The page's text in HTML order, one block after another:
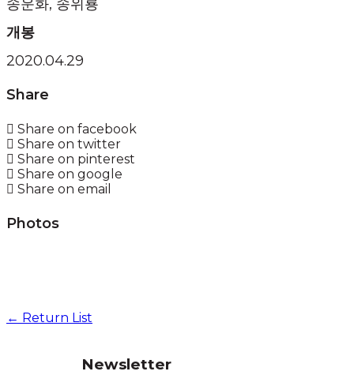
송운화, 송위룡
개봉
2020.04.29
Share
Share on facebook
Share on twitter
Share on pinterest
Share on google
Share on email
Photos
← Return List
Newsletter